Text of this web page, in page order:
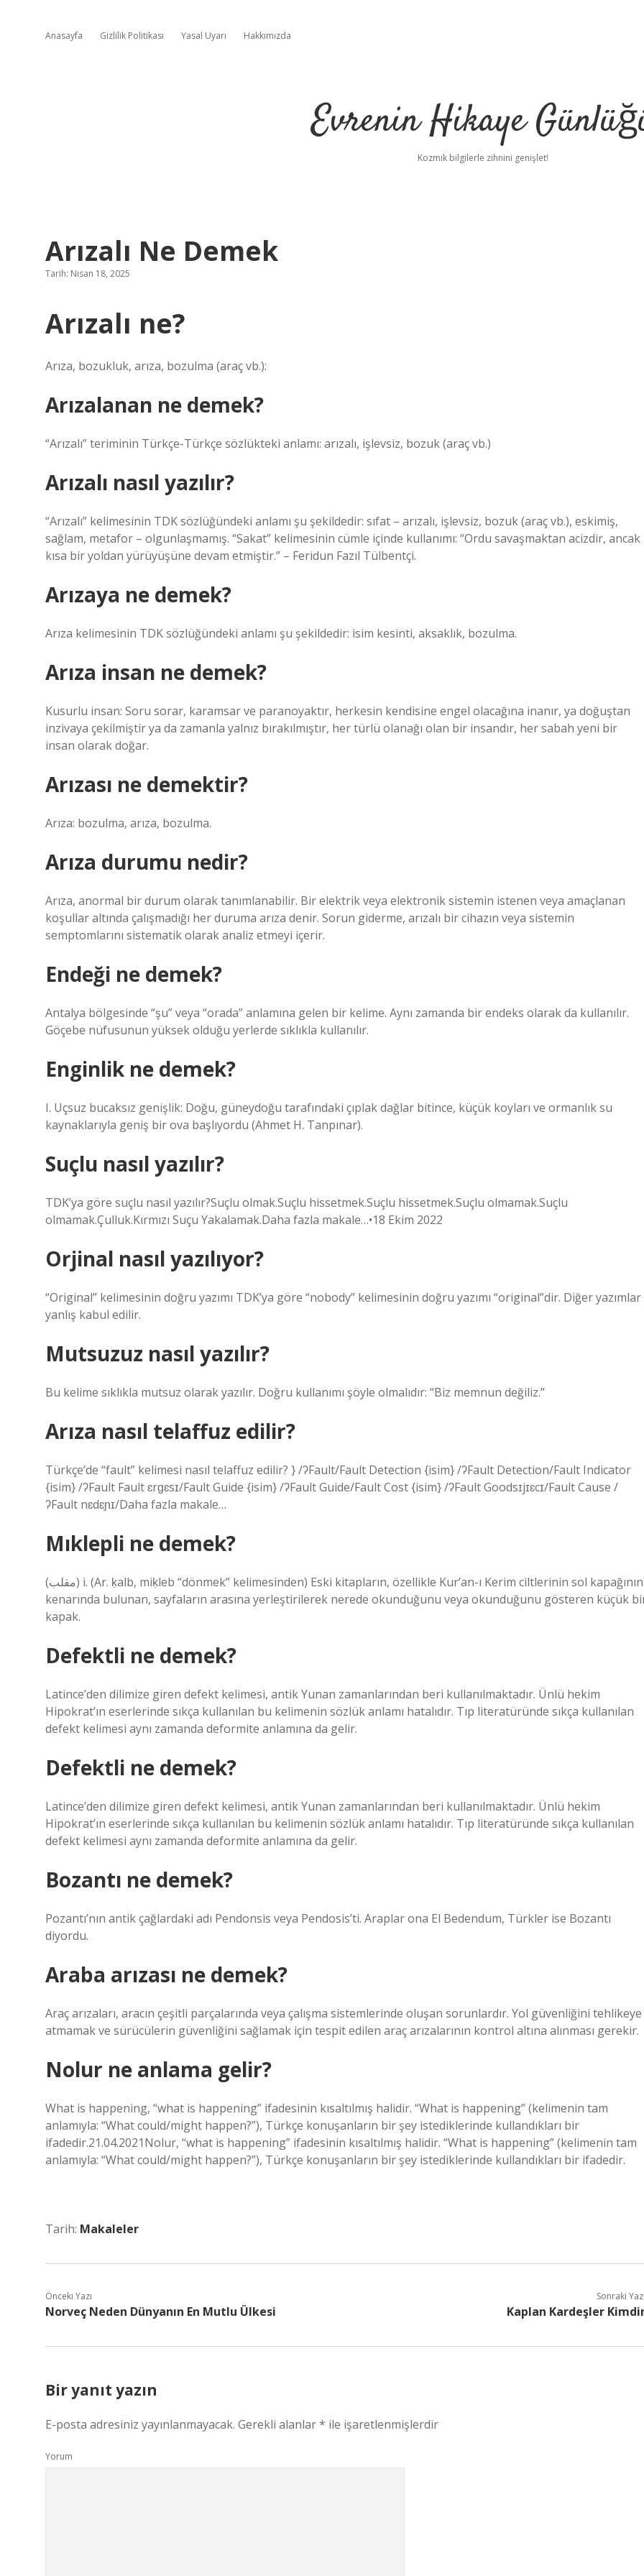
Anasayfa Gizlilik Politikası Yasal Uyarı Hakkımızda
Evrenin Hikaye
Kozmik bilgilerle zihnini genişlet!
Arızalı Ne Demek
Tarih: Nisan 18, 2025
Arızalı ne?
Arıza, bozukluk, arıza, bozulma (araç vb.):
Arızalanan ne demek?
“Arızalı” teriminin Türkçe-Türkçe sözlükteki anlamı: arızalı, işlevsiz, bozuk (araç vb.)
Arızalı nasıl yazılır?
“Arızalı” kelimesinin TDK sözlüğündeki anlamı şu şekildedir: sıfat – arızalı, işlevsiz, bozuk (araç vb.), eskimiş,
sağlam, metafor – olgunlaşmamış. “Sakat” kelimesinin cümle içinde kullanımı: “Ordu savaşmaktan acizdir, ancak
kısa bir yoldan yürüyüşüne devam etmiştir.” – Feridun Fazıl Tülbentçi.
Arızaya ne demek?
Arıza kelimesinin TDK sözlüğündeki anlamı şu şekildedir: isim kesinti, aksaklık, bozulma.
Arıza insan ne demek?
Kusurlu insan: Soru sorar, karamsar ve paranoyaktır, herkesin kendisine engel olacağına inanır, ya doğuştan
inzivaya çekilmiştir ya da zamanla yalnız bırakılmıştır, her türlü olanağı olan bir insandır, her sabah yeni bir
insan olarak doğar.
Arızası ne demektir?
Arıza: bozulma, arıza, bozulma.
Arıza durumu nedir?
Arıza, anormal bir durum olarak tanımlanabilir. Bir elektrik veya elektronik sistemin istenen veya amaçlanan
koşullar altında çalışmadığı her duruma arıza denir. Sorun giderme, arızalı bir cihazın veya sistemin
semptomlarını sistematik olarak analiz etmeyi içerir.
Endeği ne demek?
Antalya bölgesinde “şu” veya “orada” anlamına gelen bir kelime. Aynı zamanda bir endeks olarak da kullanılır.
Göçebe nüfusunun yüksek olduğu yerlerde sıklıkla kullanılır.
Enginlik ne demek?
I. Uçsuz bucaksız genişlik: Doğu, güneydoğu tarafındaki çıplak dağlar bitince, küçük koyları ve ormanlık su
kaynaklarıyla geniş bir ova başlıyordu (Ahmet H. Tanpınar).
Suçlu nasıl yazılır?
TDK’ya göre suçlu nasıl yazılır?Suçlu olmak.Suçlu hissetmek.Suçlu hissetmek.Suçlu olmamak.Suçlu
olmamak.Çulluk.Kırmızı Suçu Yakalamak.Daha fazla makale…•18 Ekim 2022
Orjinal nasıl yazılıyor?
“Original” kelimesinin doğru yazımı TDK’ya göre “nobody” kelimesinin doğru yazımı “original”dir. Diğer yazımlar
yanlış kabul edilir.
Mutsuzuz nasıl yazılır?
Bu kelime sıklıkla mutsuz olarak yazılır. Doğru kullanımı şöyle olmalıdır: “Biz memnun değiliz.”
Arıza nasıl telaffuz edilir?
Türkçe’de “fault” kelimesi nasıl telaffuz edilir? } /ʔFault/Fault Detection {isim} /ʔFault Detection/Fault Indicator
{isim} /ʔFault Fault ɛrɡɛsɪ/Fault Guide {isim} /ʔFault Guide/Fault Cost {isim} /ʔFault Goodsɪjɪɛcɪ/Fault Cause /
ʔFault nɛdɛɲɪ/Daha fazla makale…
Mıklepli ne demek?
(ﻣﻘﻠﺐ) i. (Ar. ḳalb, miḳleb “dönmek” kelimesinden) Eski kitapların, özellikle Kur’an-ı Kerim ciltlerinin sol kapağının
kenarında bulunan, sayfaların arasına yerleştirilerek nerede okunduğunu veya okunduğunu gösteren küçük
kapak.
Defektli ne demek?
Latince’den dilimize giren defekt kelimesi, antik Yunan zamanlarından beri kullanılmaktadır. Ünlü hekim
Hipokrat’ın eserlerinde sıkça kullanılan bu kelimenin sözlük anlamı hatalıdır. Tıp literatüründe sıkça kullanılan
defekt kelimesi aynı zamanda deformite anlamına da gelir.
Defektli ne demek?
Latince’den dilimize giren defekt kelimesi, antik Yunan zamanlarından beri kullanılmaktadır. Ünlü hekim
Hipokrat’ın eserlerinde sıkça kullanılan bu kelimenin sözlük anlamı hatalıdır. Tıp literatüründe sıkça kullanılan
defekt kelimesi aynı zamanda deformite anlamına da gelir.
Bozantı ne demek?
Pozantı’nın antik çağlardaki adı Pendonsis veya Pendosis’ti. Araplar ona El Bedendum, Türkler ise Bozantı
diyordu.
Araba arızası ne demek?
Araç arızaları, aracın çeşitli parçalarında veya çalışma sistemlerinde oluşan sorunlardır. Yol güvenliğini tehlikeye
atmamak ve sürücülerin güvenliğini sağlamak için tespit edilen araç arızalarının kontrol altına alınması gerekir.
Nolur ne anlama gelir?
What is happening, “what is happening” ifadesinin kısaltılmış halidir. “What is happening” (kelimenin tam
anlamıyla: “What could/might happen?”), Türkçe konuşanların bir şey istediklerinde kullandıkları bir
ifadedir.21.04.2021Nolur, “what is happening” ifadesinin kısaltılmış halidir. “What is happening” (kelimenin tam
anlamıyla: “What could/might happen?”), Türkçe konuşanların bir şey istediklerinde kullandıkları bir ifadedir.
Tarih: Makaleler
Önceki Yazı
Norveç Neden Dünyanın En Mutlu Ülkesi
Sonraki
Kaplan Kardeşler
Bir yanıt yazın
E-posta adresiniz yayınlanmayacak. Gerekli alanlar* ile işaretlenmişlerdir
Yorum